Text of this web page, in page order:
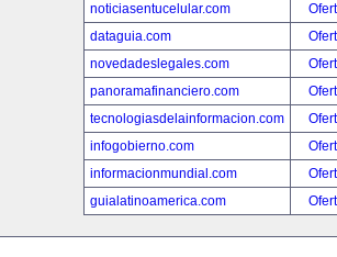
noticiasentucelular.com
dataguia.com
novedadeslegales.com
panoramafinanciero.com
tecnologiasdelainformacion.com
infogobierno.com
informacionmundial.com
guialatinoamerica.com